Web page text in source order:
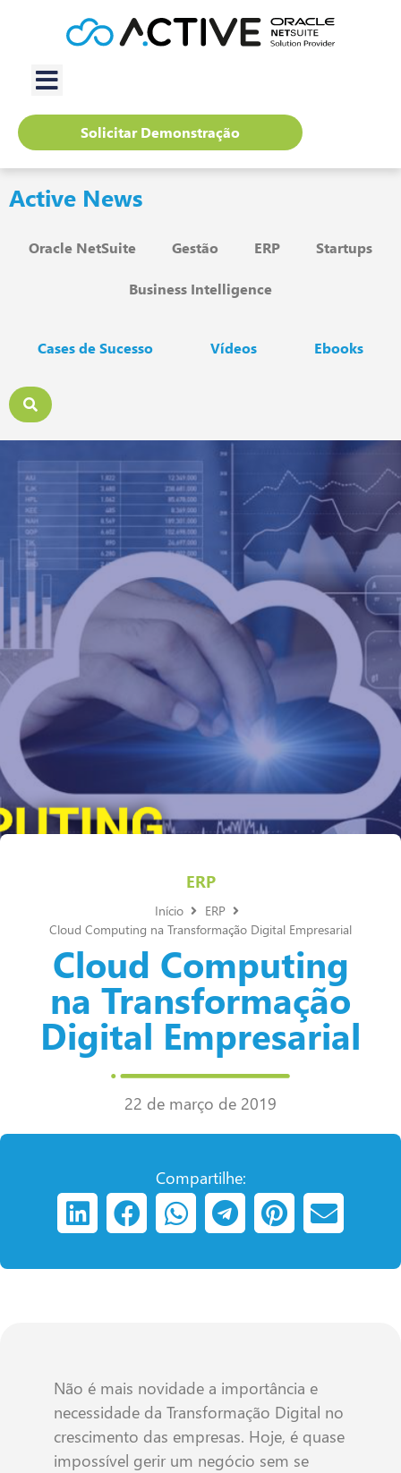
Solicitar Demonstração
Active News
Oracle NetSuite Gestão ERP Startups
Business Intelligence
Cases de Sucesso Vídeos Ebooks
ERP
Início
ERP
Cloud Computing na Transformação Digital Empresarial
Cloud Computing
na Transformação
Digital Empresarial
22 de março de 2019
Compartilhe:
Não é mais novidade a importância e
necessidade da Transformação Digital no
crescimento das empresas. Hoje, é quase
impossível gerir um negócio sem se